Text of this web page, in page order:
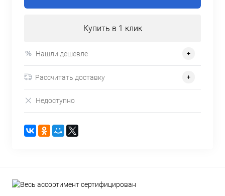
Купить в 1 клик
Нашли дешевле
Рассчитать доставку
Недоступно